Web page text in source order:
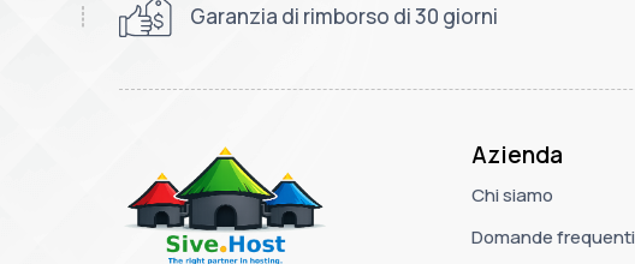
Garanzia di rimborso di 30 giorni
Azienda
Chi siamo
Domande frequenti